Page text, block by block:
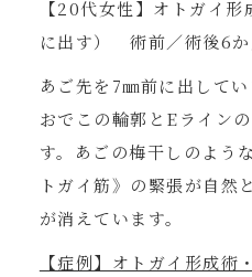
【20代女性】オトガイ
に出す） 術前／術後6か
あご先を7㎜前に出して
おでこの輪郭とEライン
す。あごの梅干しのよう
トガイ筋》の緊張が自然
が消えています。
【症例】オトガイ形成術